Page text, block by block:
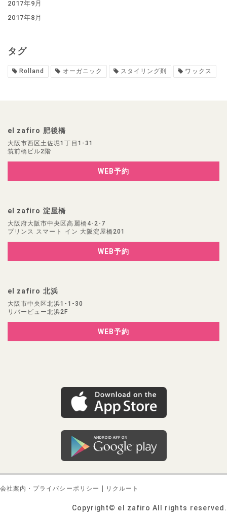
2017年9月
2017年8月
タグ
Rolland オーガニック スタイリング剤 ワックス
el zafiro 肥後橋
大阪市西区土佐堀1丁目1-31
筑前橋ビル2階
WEB予約
el zafiro 淀屋橋
大阪府大阪市中央区高麗橋4-2-7
プリンス スマート イン 大阪淀屋橋201
WEB予約
el zafiro 北浜
大阪市中央区北浜1-1-30
リバービュー北浜2F
WEB予約
会社案内・プライバシーポリシー | リクルート
Copyright© el zafiro All rights reserved.